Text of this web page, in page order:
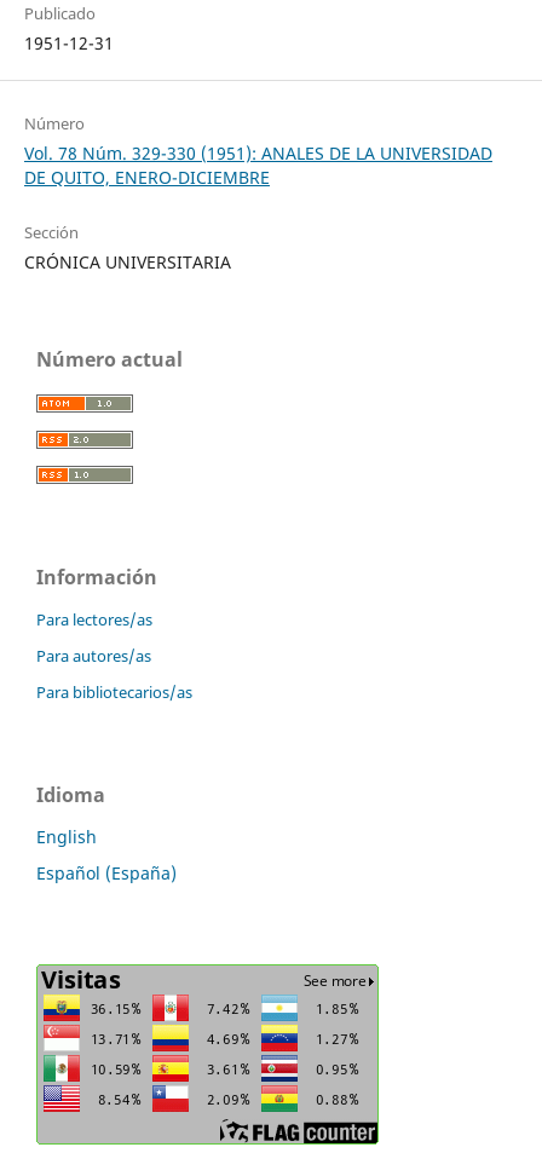
Publicado
1951-12-31
Número
Vol. 78 Núm. 329-330 (1951): ANALES DE LA UNIVERSIDAD
DE QUITO, ENERO-DICIEMBRE
Sección
CRÓNICA UNIVERSITARIA
Número actual
Información
Para lectores/as
Para autores/as
Para bibliotecarios/as
Idioma
English
Español (España)